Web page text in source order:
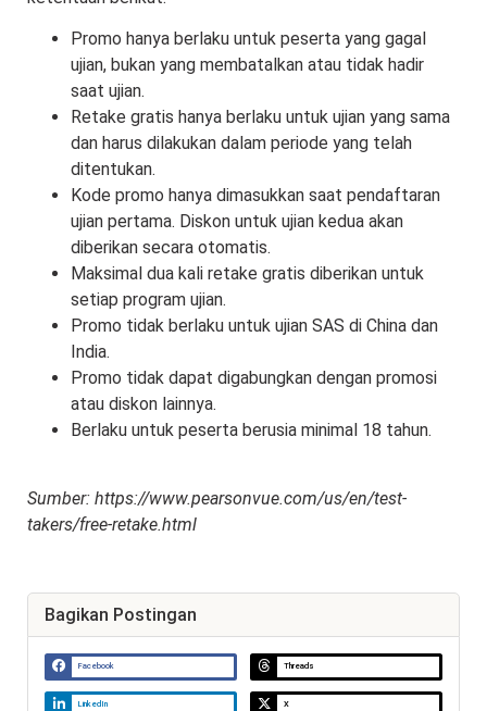
Promo hanya berlaku untuk peserta yang gagal
ujian, bukan yang membatalkan atau tidak hadir
saat ujian.
Retake gratis hanya berlaku untuk ujian yang sama
dan harus dilakukan dalam periode yang telah
ditentukan.
Kode promo hanya dimasukkan saat pendaftaran
ujian pertama. Diskon untuk ujian kedua akan
diberikan secara otomatis.
Maksimal dua kali retake gratis diberikan untuk
setiap program ujian.
Promo tidak berlaku untuk ujian SAS di China dan
India.
Promo tidak dapat digabungkan dengan promosi
atau diskon lainnya.
Berlaku untuk peserta berusia minimal 18 tahun.
Sumber: https://www.pearsonvue.com/us/en/test-
takers/free-retake.html
Bagikan Postingan
Facebook Threads
LinkedIn X